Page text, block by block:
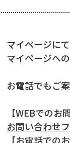
マイページに
マイページへ
お電話でもご
【WEBでのお
お問い合わせ
【お電話での